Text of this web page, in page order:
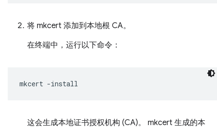
将 mkcert 添加到本地根 CA。
在终端中，运行以下命令：
mkcert
这会生成本地证书授权机构 (CA)。 mkcert 生成的本